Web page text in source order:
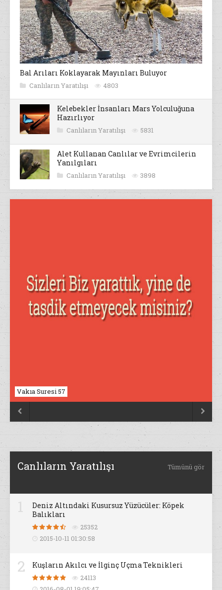
Bal Arıları Koklayarak Mayınları Buluyor
Canlıların Yaratılışı 4803
Kelebekler İnsanları Mars Yolculuğuna
Hazırlıyor
Canlıların Yaratılışı 5831
Alet Kullanan Canlılar ve Evrimcilerin
Yanılgıları
Canlıların Yaratılışı 3898
Vakıa Suresi 57
Nahl Suresi 17
 
Canlıların Yaratılışı Tümünü gör
Deniz Altındaki Kusursuz Yüzücüler: Köpek
Balıkları
25352
2015-10-11 01:30:58
2 Kuşların Akılcı ve İlginç Uçma Teknikleri
24113